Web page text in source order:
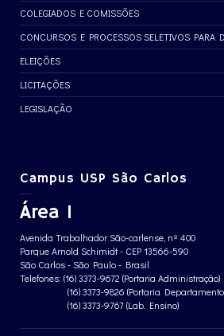
COLEGIADOS E COMISSÕES
CONCURSOS E PROCESSOS SELETIVOS PARA
ELEIÇÕES
LICITAÇÕES
LEGISLAÇÃO
Campus USP São Carlos
Área 1
Avenida Trabalhador São-carlense, nº 400
Parque Arnold Schimidt - CEP 13566-590
São Carlos - São Paulo - Brasil
Telefones: (16) 3373-9672 (Portaria Administração)
(16) 3373-9826 (Portaria
(16) 3373-9767 (Lab. Ensino)